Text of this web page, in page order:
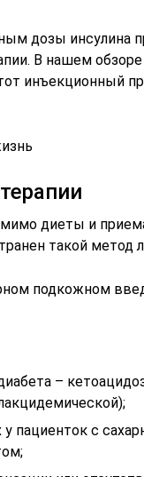
дозы инсулина
В нашем
инъекционный
диеты и
такой метод
подкожном
–
у пациенток с